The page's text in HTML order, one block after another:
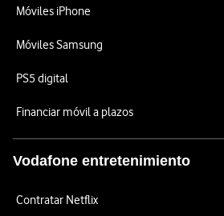
Móviles iPhone
Móviles Samsung
PS5 digital
Financiar móvil a plazos
Vodafone entretenimiento
Contratar Netflix